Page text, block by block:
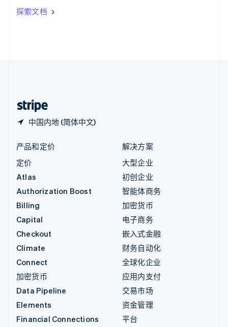
探索文档
中国内地 (简体中文)
印度
English
产品和定价
定价
Atlas
Authorization Boost
Billing
Capital
Checkout
Climate
Connect
加密货币
Data Pipeline
Elements
Financial Connections
解决方案
大型企业
初创企业
智能体商务
加密货币
电子商务
嵌入式金融
财务自动化
全球化企业
应用内支付
交易市场
资金管理
平台